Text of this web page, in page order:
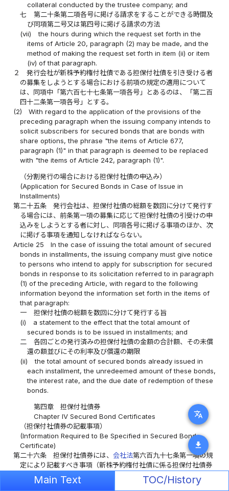
translate
download
collateral conducted by the trustee company; and
七
第二十条第二項各号に掲げる請求をすることができる時間及
び同項第二号又は第四号に掲げる請求の方法
(vii)
the hours during which the request set forth in the
items of Article 20, paragraph (2) may be made, and the
method of making the request set forth in item (ii) or item
(iv) of that paragraph.
２
発行会社が新株予約権付社債である担保付社債を引き受ける者
の募集をしようとする場合における前項の規定の適用について
は、同項中「第六百七十七条第一項各号」とあるのは、「第二百
四十二条第一項各号」とする。
(2)
With regard to the application of the provisions of the
preceding paragraph when the issuing company intends to
solicit subscribers for secured bonds that are bonds with
share options, the phrase "the items of Article 677,
paragraph (1)" in that paragraph is deemed to be replaced
with "the items of Article 242, paragraph (1)".
（分割発行の場合における担保付社債の申込み）
(Application for Secured Bonds in Case of Issue in
Installments)
第二十五条
発行会社は、担保付社債の総額を数回に分けて発行す
る場合には、前条第一項の募集に応じて担保付社債の引受けの申
込みをしようとする者に対し、同項各号に掲げる事項のほか、次
に掲げる事項を通知しなければならない。
Article 25
In the case of issuing the total amount of secured
bonds in installments, the issuing company must give notice
to persons who intend to apply for subscription for secured
bonds in response to its solicitation referred to in paragraph
(1) of the preceding Article, with regard to the following
information beyond the information set forth in the items of
that paragraph:
一
担保付社債の総額を数回に分けて発行する旨
(i)
a statement to the effect that the total amount of
secured bonds is to be issued in installments; and
二
各回ごとの発行済みの担保付社債の金額の合計額、その未償
還の額並びにその利率及び償還の期限
(ii)
the total amount of secured bonds already issued in
each installment, the unredeemed amount of these bonds,
the interest rate, and the due date of redemption of these
bonds.
第四章 担保付社債券
Chapter IV Secured Bond Certificates
（担保付社債券の記載事項）
(Information Required to Be Specified in Secured Bond
Certificate)
第二十六条
担保付社債券には、会社法第六百九十七条第一項の規
定により記載すべき事項（新株予約権付社債に係る担保付社債券
にあっては、同法第二百九十二条第一項の規定により記載すべき
事項）のほか、次に掲げる事項を記載しなければならない。
Main Text TOC/History